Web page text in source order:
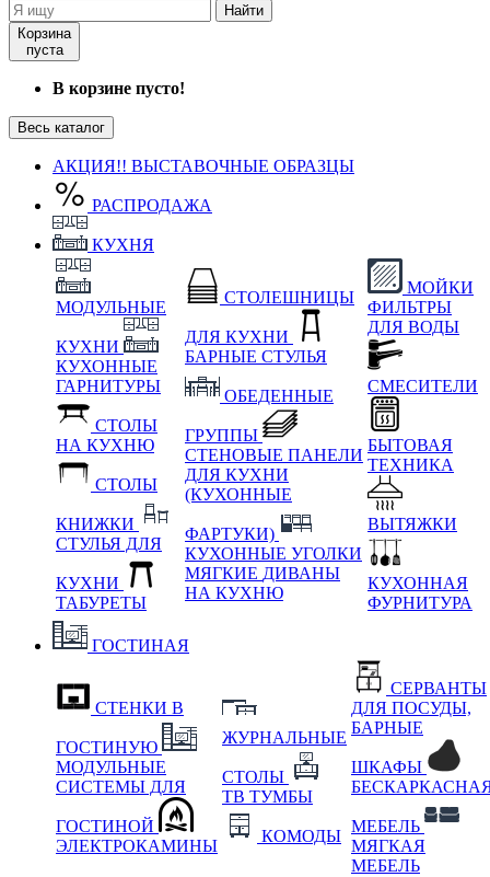
Найти
Корзина
пуста
В корзине пусто!
Весь каталог
АКЦИЯ!! ВЫСТАВОЧНЫЕ ОБРАЗЦЫ
РАСПРОДАЖА
КУХНЯ
МОДУЛЬНЫЕ
КУХНИ
КУХОННЫЕ
ГАРНИТУРЫ
СТОЛЫ
НА КУХНЮ
СТОЛЫ
КНИЖКИ
СТУЛЬЯ ДЛЯ
КУХНИ
ТАБУРЕТЫ
СТОЛЕШНИЦЫ
ДЛЯ КУХНИ
БАРНЫЕ СТУЛЬЯ
ОБЕДЕННЫЕ
ГРУППЫ
СТЕНОВЫЕ ПАНЕЛИ
ДЛЯ КУХНИ
(КУХОННЫЕ
ФАРТУКИ)
КУХОННЫЕ УГОЛКИ
МЯГКИЕ ДИВАНЫ
НА КУХНЮ
МОЙКИ
ФИЛЬТРЫ
ДЛЯ ВОДЫ
СМЕСИТЕЛИ
БЫТОВАЯ
ТЕХНИКА
ВЫТЯЖКИ
КУХОННАЯ
ФУРНИТУРА
ГОСТИНАЯ
СТЕНКИ В
ГОСТИНУЮ
МОДУЛЬНЫЕ
СИСТЕМЫ ДЛЯ
ГОСТИНОЙ
ЭЛЕКТРОКАМИНЫ
ЖУРНАЛЬНЫЕ
СТОЛЫ
ТВ ТУМБЫ
КОМОДЫ
СЕРВАНТЫ
ДЛЯ ПОСУДЫ,
БАРНЫЕ
ШКАФЫ
МЕБЕЛЬ
МЯГКАЯ
МЕБЕЛЬ